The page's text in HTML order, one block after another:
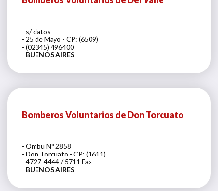
- s/ datos
- 25 de Mayo - CP: (6509)
- (02345) 496400
- BUENOS AIRES
Bomberos Voluntarios de Don Torcuato
- Ombu N° 2858
- Don Torcuato - CP: (1611)
- 4727-4444 / 5711 Fax
- BUENOS AIRES